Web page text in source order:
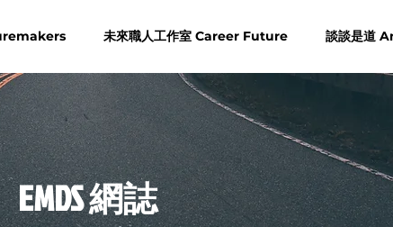
未來職人工作室 Career Future 談談是道
​EMDS 網誌